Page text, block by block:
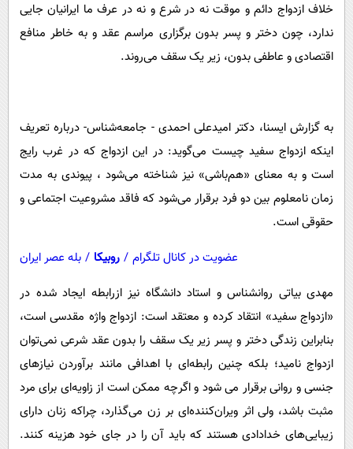
گوناگون
فرهنگی
بین الملل
حیات وحش
سیاست خارجی
روانشناسی
خلاف ازدواج دائم و موقت نه در شرع و نه در عرف ما ایرانیان جایی
ندارد، چون دختر و پسر بدون برگزاری مراسم عقد و به خاطر منافع
اقتصادی و عاطفی بدون، زیر یک سقف می‌روند.
به گزارش ایسنا، دکتر امیدعلی احمدی - جامعه‌شناس- درباره تعریف
اینکه ازدواج سفید چیست می‌گوید: در این ازدواج که در غرب رایج
است و به معنای «هم‌باشی» نیز شناخته می‌شود ، پیوندی به مدت
زمان نامعلوم بین دو فرد برقرار می‌شود که فاقد مشروعیت اجتماعی و
حقوقی است.
عضویت در کانال تلگرام / روبیکا / بله عصر ایران
مهدی بیاتی روانشناس و استاد دانشگاه نیز ازرابطه‌ ایجاد شده در
«ازدواج سفید» انتقاد کرده و معتقد است: ازدواج واژه مقدسی است،
بنابراین زندگی دختر و پسر زیر یک سقف را بدون عقد شرعی نمی‌توان
ازدواج نامید؛ بلکه چنین رابطه‌ای با اهدافی مانند برآوردن نیازهای
جنسی و روانی برقرار می شود و اگرچه ممکن است از زاویه‌ای برای مرد
مثبت باشد، ولی اثر ویران‌کننده‌ای بر زن می‌گذارد، چراکه زنان دارای
زیبایی‌های خدادادی هستند که باید آن را در جای خود هزینه کنند.